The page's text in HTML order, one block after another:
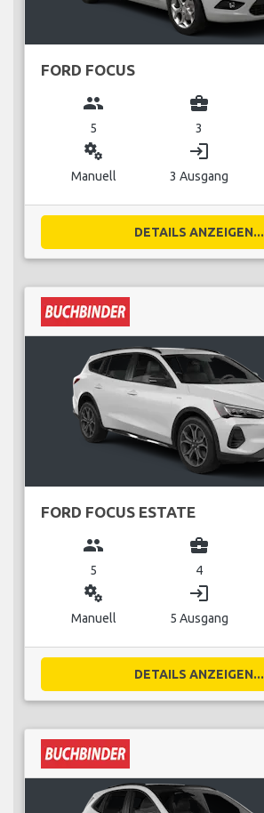
FORD FOCUS
group
5
business_center
3
miscellaneous_services
Manuell
login
3 Ausgang
DETAILS ANZEIGEN...
FORD FOCUS ESTATE
group
5
business_center
4
miscellaneous_services
Manuell
login
5 Ausgang
DETAILS ANZEIGEN...